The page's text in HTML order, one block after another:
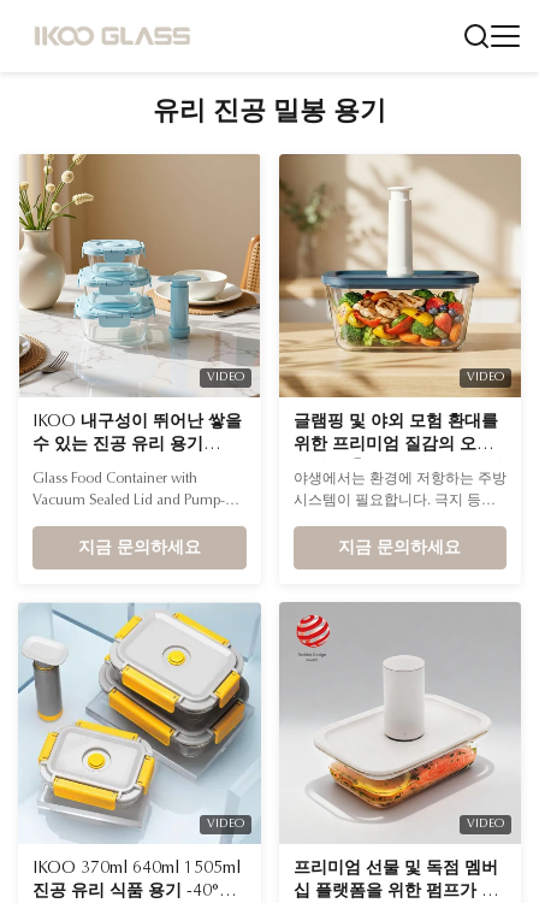
유리 진공 밀봉 용기
VIDEO
IKOO 내구성이 뛰어난 쌓을
수 있는 진공 유리 용기
Glass Food Container with
Vacuum Sealed Lid and Pump-A
these containers? Made of high
borosilicate glass combined with a
and a manual vacuum pump. Q2.
What shapes and capacities are
available? These containers come
in rectangle, ...
지금 문의하세요
VIDEO
글램핑 및 야외 모험 환대를
위한 프리미엄 질감의 오븐
장 용기
야생에서는 환경에 저항하는 주방
시스템이 필요합니다. 극지 등급
븐에 이르기까지 IKOO 컨테이너
의 우수한 열 적응성(-40°C ~
지금 문의하세요
VIDEO
IKOO 370ml 640ml 1505ml
진공 유리 식품 용기 -40°C ~
VIDEO
프리미엄 선물 및 독점 멤버
십 플랫폼을 위한 펌프가 포